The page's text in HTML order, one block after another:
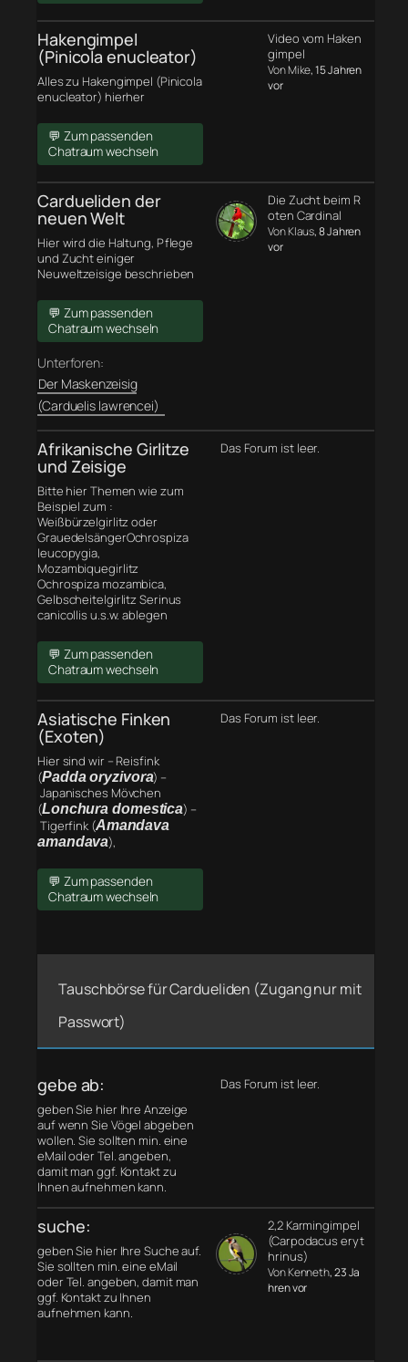
Hakengimpel
(Pinicola enucleator)
Alles zu Hakengimpel (Pinicola
enucleator) hierher
💬 Zum passenden
Chatraum wechseln
Video vom Haken
gimpel
Von Mike, 15 Jahren
vor
Cardueliden der
neuen Welt
Hier wird die Haltung, Pflege
und Zucht einiger
Neuweltzeisige beschrieben
💬 Zum passenden
Chatraum wechseln
Unterforen:
Der Maskenzeisig
(Carduelis lawrencei)
Die Zucht beim R
oten Cardinal
Von Klaus, 8 Jahren
vor
Afrikanische Girlitze
und Zeisige
Bitte hier Themen wie zum
Beispiel zum :
Weißbürzelgirlitz oder
GrauedelsängerOchrospiza
leucopygia,
Mozambiquegirlitz
Ochrospiza mozambica,
Gelbscheitelgirlitz Serinus
canicollis u.s.w. ablegen
💬 Zum passenden
Chatraum wechseln
Das Forum ist leer.
Asiatische Finken
(Exoten)
Hier sind wir – Reisfink
(Padda oryzivora) –
Japanisches Mövchen
(Lonchura domestica) –
Tigerfink (Amandava
amandava),
💬 Zum passenden
Chatraum wechseln
Das Forum ist leer.
Tauschbörse für Cardueliden (Zugang nur mit
Passwort)
gebe ab:
geben Sie hier Ihre Anzeige
auf wenn Sie Vögel abgeben
wollen. Sie sollten min. eine
eMail oder Tel. angeben,
damit man ggf. Kontakt zu
Ihnen aufnehmen kann.
Das Forum ist leer.
suche:
geben Sie hier Ihre Suche auf.
Sie sollten min. eine eMail
oder Tel. angeben, damit man
ggf. Kontakt zu Ihnen
aufnehmen kann.
2,2 Karmingimpel
(Carpodacus eryt
hrinus)
Von Kenneth, 23 Ja
hren vor